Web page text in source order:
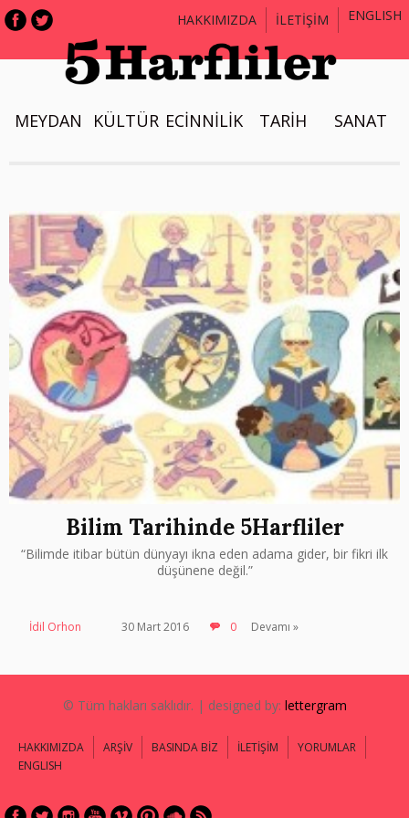
HAKKIMIZDA İLETİŞİM ENGLISH
MEYDAN KÜLTÜR ECİNNİLİK TARİH SANAT
Bilim Tarihinde 5Harfliler
“Bilimde itibar bütün dünyayı ikna eden adama gider, bir fikri ilk
düşünene değil.”
İdil Orhon 30 Mart 2016 0 Devamı »
© Tüm hakları saklıdır. | designed by: lettergram
HAKKIMIZDA ARŞİV BASINDA BİZ İLETİŞİM
YORUMLAR
ENGLISH